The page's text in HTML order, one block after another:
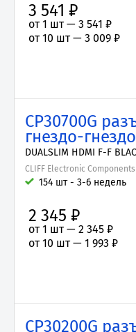
3 541 ₽
от 1 шт — 3 541 ₽
от 10 шт — 3 009 ₽
CP30700G
гнездо-гнездо
DUALSLIM HDMI F-F
CLIFF Electronic Components
154 шт - 3-6 недель
2 345 ₽
от 1 шт — 2 345 ₽
от 10 шт — 1 993 ₽
CP30200G